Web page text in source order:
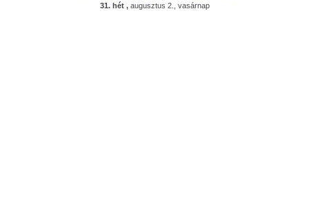
31. hét ,augusztus 2., vasárnap